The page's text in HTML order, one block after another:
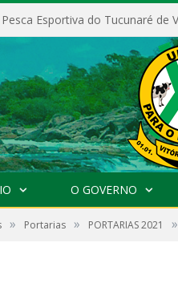
Esportiva do Tucunaré de
O GOVERNO
» Portarias » PORTARIAS 2021 »